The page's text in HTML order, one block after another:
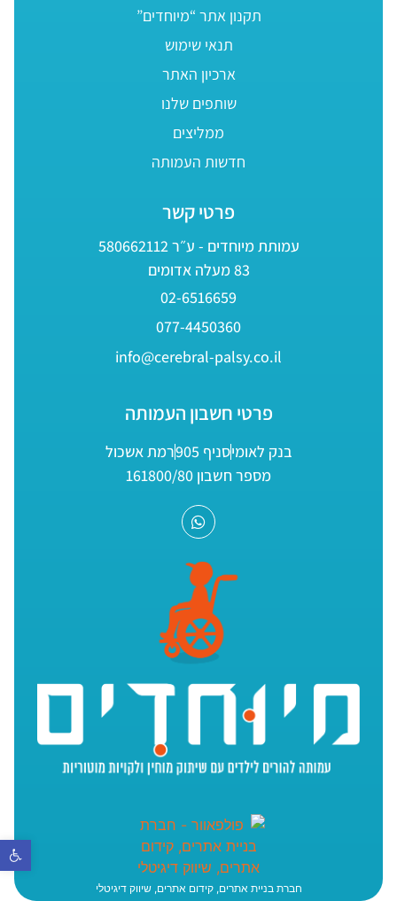
פתח
תקנון אתר “מיוחדים”
תנאי שימוש
ארכיון האתר
שותפים שלנו
ממליצים
חדשות העמותה
פרטי קשר
עמותת מיוחדים - ע״ר 580662112
83 מעלה אדומים
02-6516659
077-4450360
info@cerebral-palsy.co.il
פרטי חשבון העמותה
בנק לאומיסניף 905
רמת אשכול
מספר חשבון 161800/80
חברת בניית אתרים, קידום אתרים, שיווק דיגיטלי